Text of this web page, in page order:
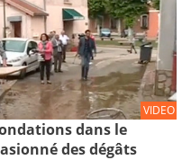
VIDEO
dans le
des dégâts